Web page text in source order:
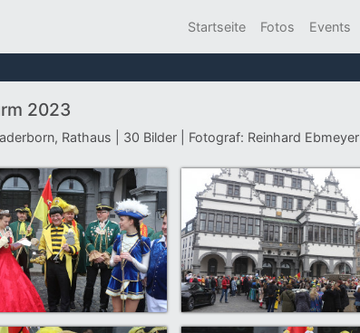
Startseite Fotos Events
2023
Rathaus | 30 Bilder | Fotograf: Reinhard Ebmeyer